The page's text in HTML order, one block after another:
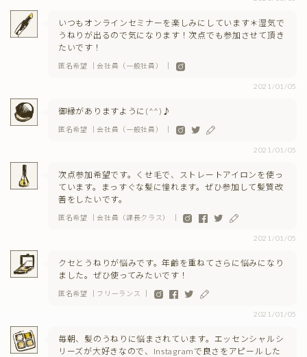
いつもオンラインセミナーを楽しみにしています＊湿気で
うねりが出るので気になります！次点でも参加させて頂き
たいです！
匿名希望 ｜会社員（一般社員） ｜
2021/01/05
御縁がありますように(^^)♪
匿名希望 ｜会社員（一般社員） ｜
2021/01/05
次点参加希望です。くせ毛で、ストレートアイロンを使っ
ています。まっすぐな髪に憧れます。ぜひ参加して髪質改
善をしたいです。
匿名希望 ｜会社員（課長クラス） ｜
2021/01/05
クセとうねりが悩みです。年齢を重ねてさらに悩みになり
ました。ぜひ使ってみたいです！
匿名希望 ｜フリーランス ｜
2021/01/05
毎朝、髪のうねりに悩まされています。エッセンシャルシ
リーズが大好きなので、Instagramで良さをアピールした